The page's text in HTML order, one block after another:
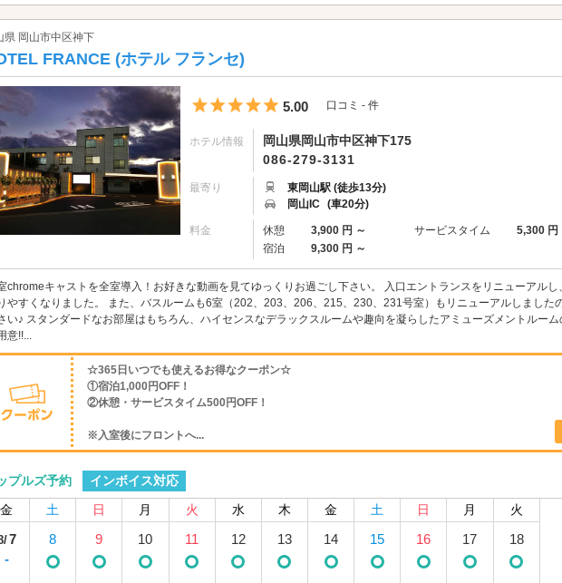
県 岡山市中区神下
FRANCE (ホテル フランセ)
5つ星のうち5
5.00 口コミ - 件
ホテル情報
岡山県岡山市中区神下175
086-279-3131
最寄り
東岡山駅 (徒歩13分)
岡山IC (車20分)
料金 休憩 3,900 円 ～ サービスタイム
5,300 円
宿泊
9,300 円 ～
chromeキャストを全室導入！お好きな動画を見てゆっくりお過ごし下さい。 入口エントランスをリニューアルし
やすくなりました。 また、バスルームも6室（202、203、206、215、230、231号室）もリニューアルしました
い♪ スタンダードなお部屋はもちろん、ハイセンスなデラックスルームや趣向を凝らしたアミューズメントルー
意!!...
☆365日いつでも使えるお得なクーポン☆
①宿泊1,000円OFF！
②休憩・サービスタイム500円OFF！
※入室後にフロントへ...
プルズ予約
インボイス対応
金
土 日 月 火 水 木 金 土 日 月 火
7
-
8 9 10 11 12 13 14 15 16 17 18